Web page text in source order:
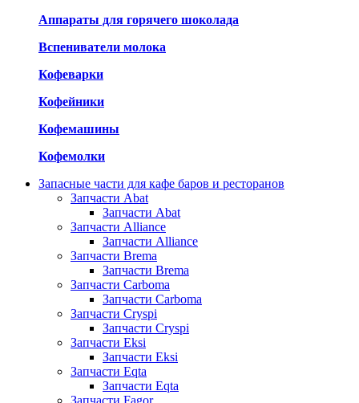
Аппараты для горячего шоколада
Вспениватели молока
Кофеварки
Кофейники
Кофемашины
Кофемолки
Запасные части для кафе баров и ресторанов
Запчасти Abat
Запчасти Abat
Запчасти Alliance
Запчасти Alliance
Запчасти Brema
Запчасти Brema
Запчасти Carboma
Запчасти Carboma
Запчасти Cryspi
Запчасти Cryspi
Запчасти Eksi
Запчасти Eksi
Запчасти Eqta
Запчасти Eqta
Запчасти Fagor